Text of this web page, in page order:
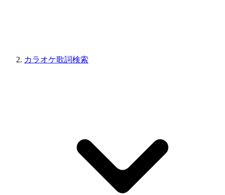
カラオケ歌詞検索